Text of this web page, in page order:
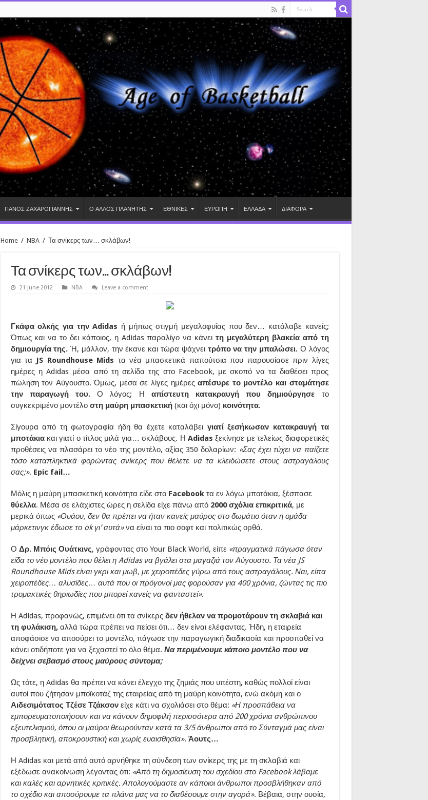
ΠΑΝΟΣ ΖΑΧΑΡΟΓΙΑΝΝΗΣ Ο ΑΛΛΟΣ ΠΛΑΝΗΤΗΣ ΕΘΝΙΚΕΣ ΕΥΡΩΠΗ ΕΛΛΑΔΑ ΔΙΑΦΟΡΑ
Home / NBA / Τα σνίκερς των… σκλάβων!
Τα σνίκερς των… σκλάβων!
21 June 2012 NBA Leave a comment
Γκάφα ολκής για την Adidas ή μήπως στιγμή μεγαλοφυΐας που δεν… κατάλαβε κανείς;
Όπως και να το δει κάποιος, η Adidas παραλίγο να κάνειτη μεγαλύτερη βλακεία από τη
δημιουργία της.Ή, μάλλον, την έκανε και τώρα ψάχνειτρόπο να την μπαλώσει.Ο λόγος
για τα JS Roundhouse Mids τα νέα μπασκετικά παπούτσια που παρουσίασε πριν λίγες
ημέρες η Adidas μέσα από τη σελίδα της στο Facebook, με σκοπό να τα διαθέσει προς
πώληση τον Αύγουστο. Όμως, μέσα σε λίγες ημέρεςαπέσυρε το μοντέλο και σταμάτησε
την παραγωγή του.Ο λόγος; Η απίστευτη κατακραυγή που δημιούργησε το
συγκεκριμένο μοντέλοστη μαύρη μπασκετική(και όχι μόνο) κοινότητα.
Σίγουρα από τη φωτογραφία ήδη θα έχετε καταλάβει γιατί ξεσήκωσαν κατακραυγή τα
μποτάκια και γιατί ο τίτλος μιλά για… σκλάβους. Η Adidasξεκίνησε με τελείως διαφορετικές
προθέσεις να πλασάρει το νέο της μοντέλο, αξίας 350 δολαρίων: «Σας έχει τύχει να παίζετε
τόσο καταπληκτικά φορώντας σνίκερς που θέλετε να τα κλειδώσετε στους αστραγάλους
σας;». Epic fail…
Μόλις η μαύρη μπασκετική κοινότητα είδε στο Facebook τα εν λόγω μποτάκια, ξέσπασε
θύελλα. Μέσα σε ελάχιστες ώρες η σελίδα είχε πάνω από 2000 σχόλια επικριτικά, με
μερικά όπως «Ουάου, δεν θα πρέπει να ήταν κανείς μαύρος στο δωμάτιο όταν η ομάδα
μάρκετινγκ έδωσε το ok γι’ αυτά»να είναι τα πιο σοφτ και πολιτικώς ορθά.
Ο Δρ. Μπόις Ουάτκινς, γράφοντας στο Your Black World, είπε «πραγματικά πάγωσα όταν
είδα το νέο μοντέλο που θέλει η Adidas να βγάλει στα μαγαζιά τον Αύγουστο. Τα νέα JS
Roundhouse Mids είναι γκρι και μωβ, με χειροπέδες γύρω από τους αστραγάλους. Ναι, είπα
χειροπέδες… αλυσίδες… αυτά που οι πρόγονοί μας φορούσαν για 400 χρόνια, ζώντας τις πιο
τρομακτικές θηριωδίες που μπορεί κανείς να φανταστεί».
Η Adidas, προφανώς, επιμένει ότι τα σνίκερς δεν ήθελαν να προμοτάρουν τη σκλαβιά και
τη φυλάκιση,αλλά τώρα πρέπει να πείσει ότι… δεν είναι ελέφαντας. Ήδη, η εταιρεία
αποφάσισε να αποσύρει το μοντέλο, πάγωσε την παραγωγική διαδικασία και προσπαθεί να
κάνει οτιδήποτε για να ξεχαστεί το όλο θέμα. Να περιμένουμε κάποιο μοντέλο που να
δείχνει σεβασμό στους μαύρους σύντομα;
Ως τότε, η Adidas θα πρέπει να κάνει έλεγχο της ζημιάς που υπέστη, καθώς πολλοί είναι
αυτοί που ζήτησαν μποϊκοτάζ της εταιρείας από τη μαύρη κοινότητα, ενώ ακόμη και ο
Αιδεσιμότατος Τζέσε Τζάκσον είχε κάτι να σχολιάσει στο θέμα: «Η προσπάθεια να
εμπορευματοποιήσουν και να κάνουν δημοφιλή περισσότερα από 200 χρόνια ανθρώπινου
εξευτελισμού, όπου οι μαύροι θεωρούνταν κατά τα 3/5 άνθρωποι από το Σύνταγμά μας είναι
προσβλητική, αποκρουστική και χωρίς ευαισθησία». Άουτς…
Η Adidas και μετά από αυτό αρνήθηκε τη σύνδεση των σνίκερς της με τη σκλαβιά και
εξέδωσε ανακοίνωση λέγοντας ότι: «Από τη δημοσίευση του σχεδίου στο Facebook λάβαμε
και καλές και αρνητικές κριτικές. Απολογούμαστε αν κάποιοι άνθρωποι προσβλήθηκαν από
το σχέδιο και αποσύρουμε τα πλάνα μας να το διαθέσουμε στην αγορά». Βέβαια, στην ουσία,